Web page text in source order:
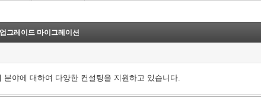
그레이드 마이그레이션
야에 대하여 다양한 컨설팅을 지원하고 있습니다.